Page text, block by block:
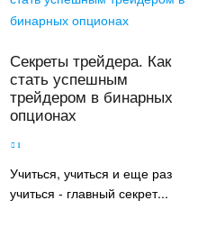
Секреты трейдера. Как
стать успешным
трейдером в бинарных
опционах
1
Учиться, учиться и еще раз
учиться - главный секрет...